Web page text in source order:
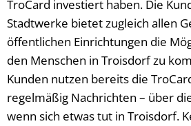
TroCard investiert haben. Die
Stadtwerke bietet zugleich allen
öffentlichen Einrichtungen die
den Menschen in Troisdorf zu
Kunden nutzen bereits die
regelmäßig Nachrichten – über
wenn sich etwas tut in Troisdorf.